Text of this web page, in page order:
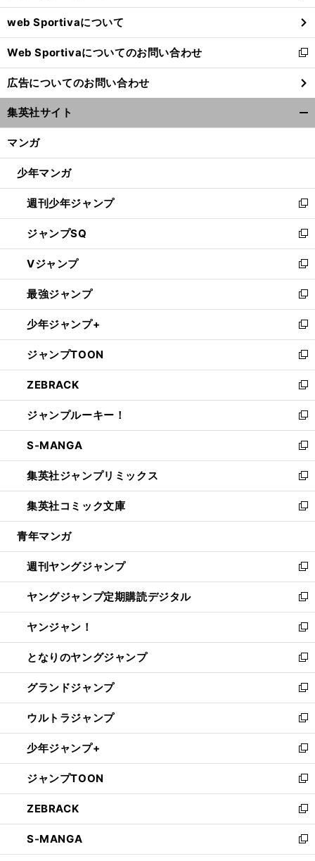
ウ
で
開
く
web Sportivaについて
Web Sportivaについてのお問い合わせ
新
し
い
ウ
ィ
ン
ウ
開
く
広告についてのお問い合わせ
集英社サイト
マンガ
少年マンガ
週刊少年ジャンプ
新
し
い
ウ
ィ
ン
ド
ウ
で
開
く
ジャンプSQ
新
し
い
ウ
ィ
ン
ド
ウ
で
開
く
Vジャンプ
新
し
い
ウ
ィ
ン
ド
ウ
で
開
く
最強ジャンプ
新
し
い
ウ
ィ
ン
ド
ウ
で
開
く
少年ジャンプ+
新
し
い
ウ
ィ
ン
ド
ウ
で
開
く
ジャンプTOON
新
し
い
ウ
ィ
ン
ド
ウ
で
開
く
ZEBRACK
新
し
い
ウ
ィ
ン
ド
ウ
で
開
ジャンプルーキー！
新
し
い
ウ
ィ
ン
ド
ウ
開
く
S-MANGA
新
し
い
ウ
ィ
ン
ウ
で
開
く
集英社ジャンプリミックス
新
し
い
ウ
ン
ド
ウ
で
開
く
集英社コミック文庫
新
し
ウ
ィ
ン
ド
ウ
で
開
く
青年マンガ
週刊ヤングジャンプ
新
し
い
ウ
ィ
ン
ド
ウ
で
開
く
ヤングジャンプ定期購読デジタル
新
し
い
ウ
ィ
ン
ド
ウ
で
開
く
ヤンジャン！
新
し
い
ウ
ィ
ン
ド
ウ
で
開
く
となりのヤングジャンプ
新
し
い
ウ
ィ
ン
ド
ウ
で
開
く
グランドジャンプ
新
し
い
ウ
ィ
ン
ド
ウ
で
開
く
ウルトラジャンプ
新
し
い
ウ
ィ
ン
ド
ウ
で
開
少年ジャンプ+
新
し
い
ウ
ィ
ン
ド
ウ
ジャンプTOON
新
し
い
ウ
ィ
ン
ZEBRACK
新
し
い
ウ
S-MANGA
新
し